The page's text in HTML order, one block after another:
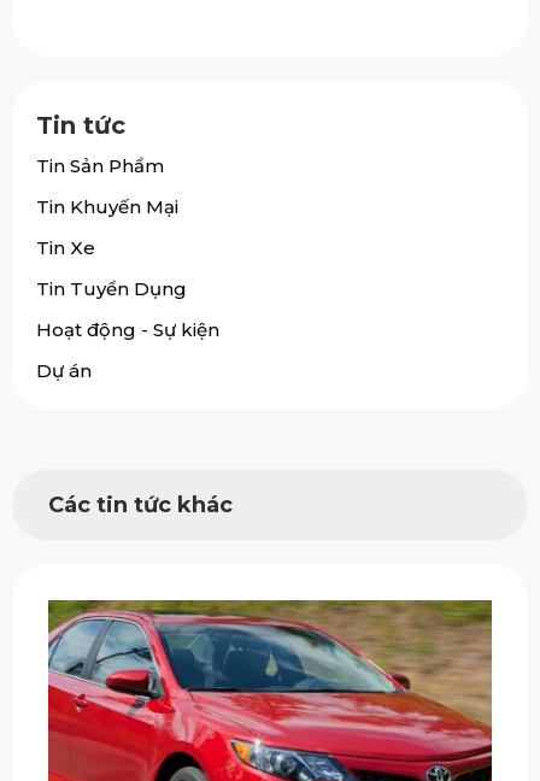
Tin tức
Tin Sản Phẩm
Tin Khuyến Mại
Tin Xe
Tin Tuyển Dụng
Hoạt động - Sự kiện
Dự án
Các tin tức khác